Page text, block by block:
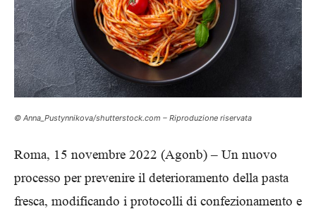
© Anna_Pustynnikova/shutterstock.com – Riproduzione riservata
Roma, 15 novembre 2022 (Agonb) – Un nuovo
processo per prevenire il deterioramento della pasta
fresca, modificando i protocolli di confezionamento e